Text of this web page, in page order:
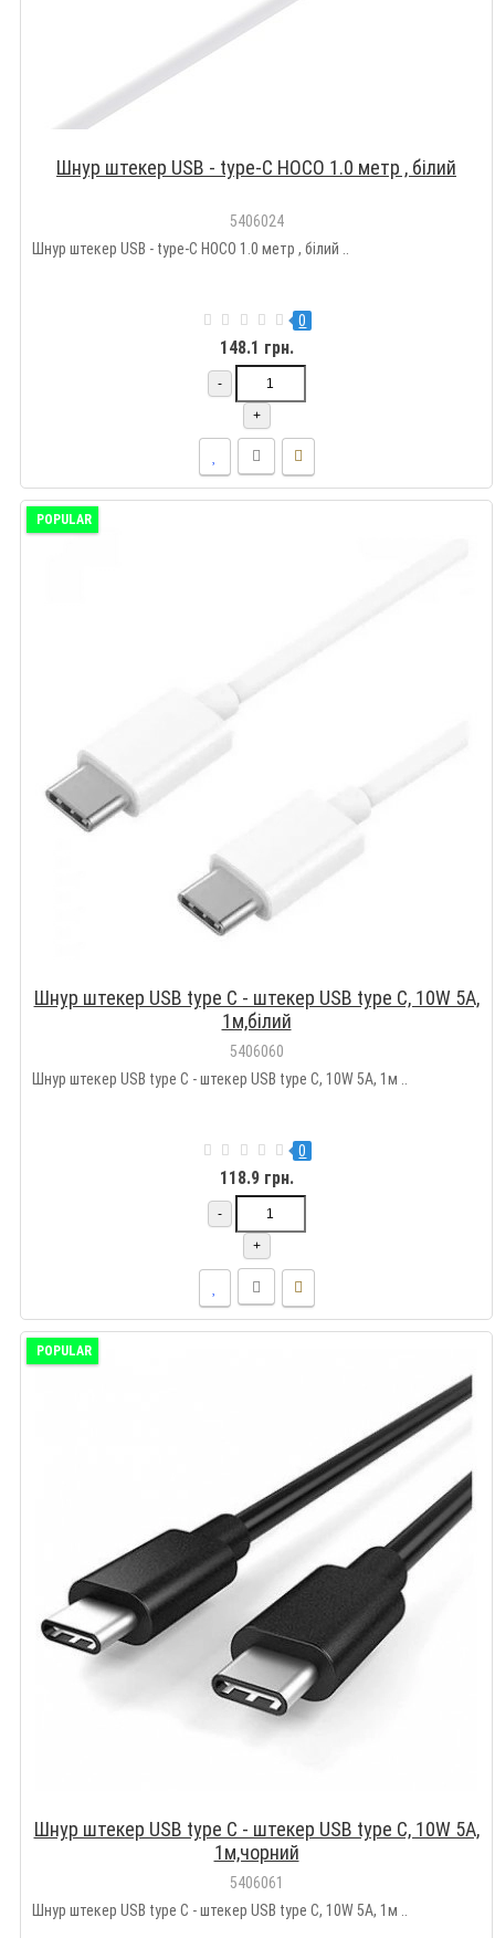
Шнур штекер USB - type-C HOCO 1.0 метр , білий
5406024
Шнур штекер USB - type-C HOCO 1.0 метр , білий ..
0
148.1 грн.
-
+
POPULAR
Шнур штекер USB type C - штекер USB type C, 10W 5А,
1м,білий
5406060
Шнур штекер USB type C - штекер USB type C, 10W 5А, 1м ..
0
118.9 грн.
-
+
POPULAR
Шнур штекер USB type C - штекер USB type C, 10W 5А,
1м,чорний
5406061
Шнур штекер USB type C - штекер USB type C, 10W 5А, 1м ..